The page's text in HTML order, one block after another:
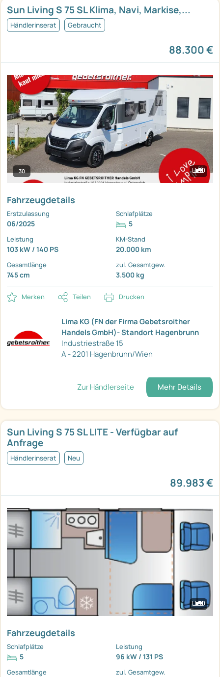
Sun Living S 75 SL Klima, Navi, Markise,...
Händlerinserat Gebraucht
88.300 €
30
Fahrzeugdetails
Erstzulassung
06/2025
Schlafplätze
5
Leistung
103 kW / 140 PS
KM-Stand
20.000 km
Gesamtlänge
745 cm
zul. Gesamtgew.
3.500 kg
Merken Teilen Drucken
Lima KG (FN der Firma Gebetsroither
Handels GmbH)- Standort Hagenbrunn
Industriestraße 15
A - 2201 Hagenbrunn/Wien
Zur Händlerseite Mehr Details
Sun Living S 75 SL LITE - Verfügbar auf
Anfrage
Händlerinserat Neu
89.983 €
Fahrzeugdetails
Schlafplätze
5
Leistung
96 kW / 131 PS
Gesamtlänge zul. Gesamtgew.